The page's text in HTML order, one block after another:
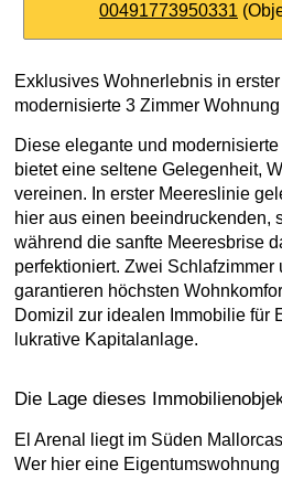
00491773950331
Exklusives Wohnerlebnis in
modernisierte 3 Zimmer
Diese elegante und
bietet eine seltene Gelegenheit,
vereinen. In erster Meereslinie
hier aus einen beeindruckenden,
während die sanfte Meeresbrise
perfektioniert. Zwei Schlafzimmer
garantieren höchsten
Domizil zur idealen Immobilie für
lukrative Kapitalanlage.
Die Lage dieses
El Arenal liegt im Süden
Wer hier eine